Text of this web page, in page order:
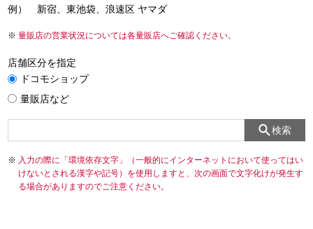
例） 新宿、東池袋、浪速区 ヤマダ
量販店の営業状況については各量販店へご確認ください。
店舗区分を指定
ドコモショップ
量販店など
検索
入力の際に「環境依存文字」（一般的にインターネットにおいて使ってはい
けないとされる漢字や記号）を使用しますと、次の画面で文字化けが発生す
る場合がありますのでご注意ください。